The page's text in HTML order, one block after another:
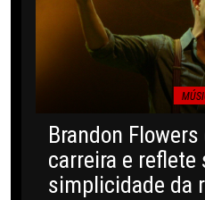
Brandon
carreira e reflete
simplicidade da